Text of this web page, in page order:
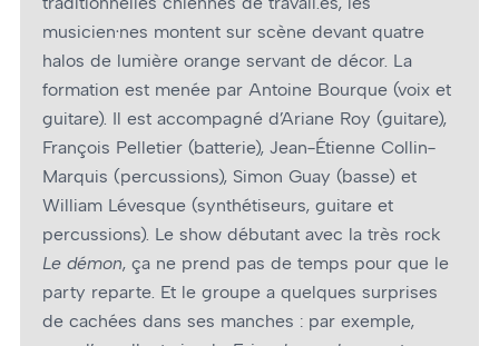
musicien·nes montent sur scène devant quatre
halos de lumière orange servant de décor. La
formation est menée par Antoine Bourque (voix et
guitare). Il est accompagné d’Ariane Roy (guitare),
François Pelletier (batterie), Jean-Étienne Collin-
Marquis (percussions), Simon Guay (basse) et
William Lévesque (synthétiseurs, guitare et
percussions). Le show débutant avec la très rock
Le démon, ça ne prend pas de temps pour que le
party reparte. Et le groupe a quelques surprises
de cachées dans ses manches : par exemple,